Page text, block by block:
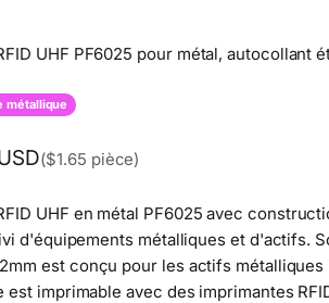
UHF PF6025 pour métal, autocollant
métallique
($1.65 pièce)
UHF en métal PF6025 avec
d'équipements métalliques et d'actifs.
est conçu pour les actifs
est imprimable avec des imprimantes